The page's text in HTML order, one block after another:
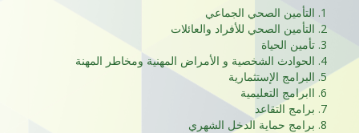
التأمين الصحي الجماعي
التأمين الصحي للأفراد والعائلات
تأمين الحياة
الحوادث الشخصية و الأمراض المهنية ومخاطر المهنة
البرامج الإستثمارية
اابرامج التعليمية
برامج التقاعد
برامج حماية الدخل الشهري